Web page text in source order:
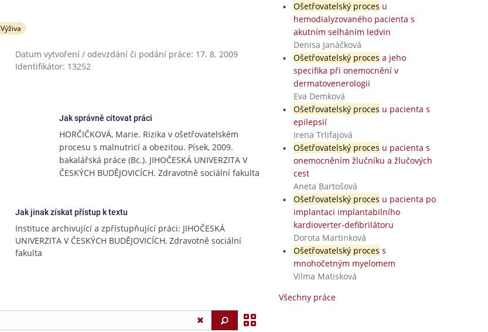
Výživa
Datum vytvoření / odevzdání či podání práce: 17. 8. 2009
Identifikátor: 13252
Jak správně citovat práci
HORČIČKOVÁ, Marie. Rizika v ošetřovatelském
procesu s malnutricí a obezitou. Písek, 2009.
bakalářská práce (Bc.). JIHOČESKÁ UNIVERZITA V
ČESKÝCH BUDĚJOVICÍCH. Zdravotně sociální fakulta
Jak jinak získat přístup k textu
Instituce archivující a zpřístupňující práci: JIHOČESKÁ
UNIVERZITA V ČESKÝCH BUDĚJOVICÍCH, Zdravotně sociální
fakulta
Ošetřovatelský proces u
hemodialyzovaného pacienta s
akutním selháním ledvin
Denisa Janáčková
Ošetřovatelský proces a jeho
specifika při onemocnění v
dermatovenerologii
Eva Demková
Ošetřovatelský proces u pacienta s
epilepsií
Irena Trlifajová
Ošetřovatelský proces u pacienta s
onemocněním žlučníku a žlučových
cest
Aneta Bartošová
Ošetřovatelský proces u pacienta po
implantaci implantabilního
kardioverter-defibrilátoru
Dorota Martinková
Ošetřovatelský proces s
mnohočetným myelomem
Vilma Matisková
Všechny práce
Vyhledat